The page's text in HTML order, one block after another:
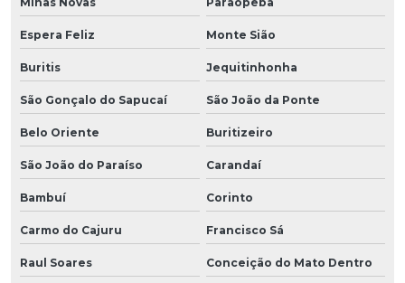
Espera Feliz Monte Sião
Buritis Jequitinhonha
São Gonçalo do Sapucaí São João da Ponte
Belo Oriente Buritizeiro
São João do Paraíso Carandaí
Bambuí Corinto
Carmo do Cajuru Francisco Sá
Raul Soares Conceição do Mato Dentro